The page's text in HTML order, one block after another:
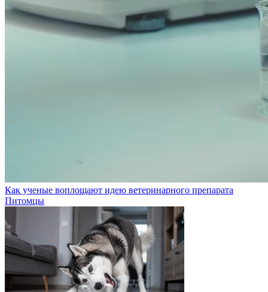
Как ученые воплощают идею ветеринарного препарата
Питомцы